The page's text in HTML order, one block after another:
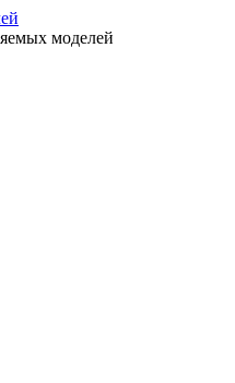
моделей